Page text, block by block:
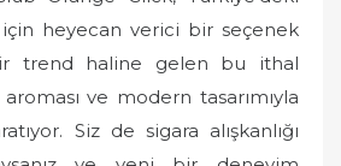
için heyecan verici bir seçenek
trend haline gelen bu ithal
ve modern tasarımıyla
Siz de sigara alışkanlığı